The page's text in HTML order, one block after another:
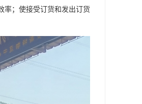
率；使接受订货和发出订货